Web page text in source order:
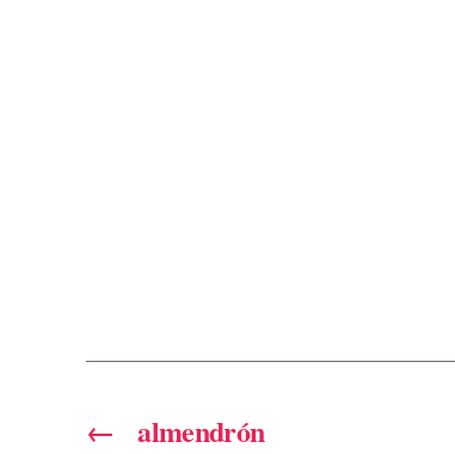
← almendrón